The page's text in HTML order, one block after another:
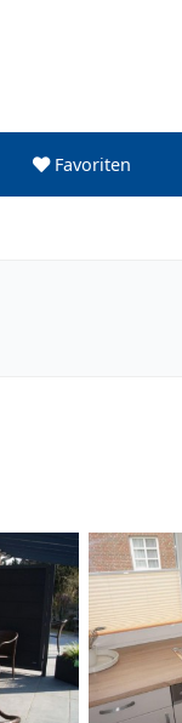
Favoriten